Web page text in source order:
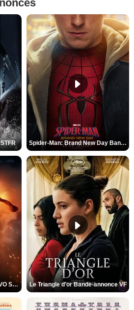
Spider-Man: Brand New Day Bande-annonce VO STFR
L'Odyssée Bande-annonce VO STFR Le Triangle d'or Bande-annonce VF